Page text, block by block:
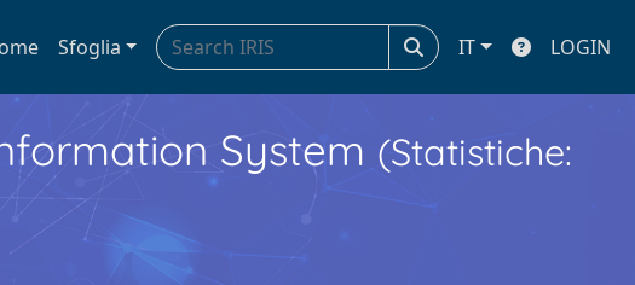
Sfoglia IT LOGIN
System (Statistiche: